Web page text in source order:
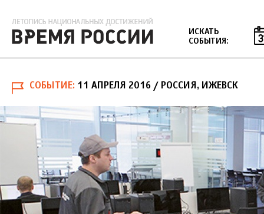
ИСКАТЬ
СОБЫТИЯ:
СОБЫТИЕ 11 АПРЕЛЯ 2016 / РОССИЯ, ИЖЕВСК